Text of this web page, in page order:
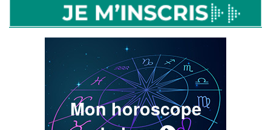
Mon horoscope